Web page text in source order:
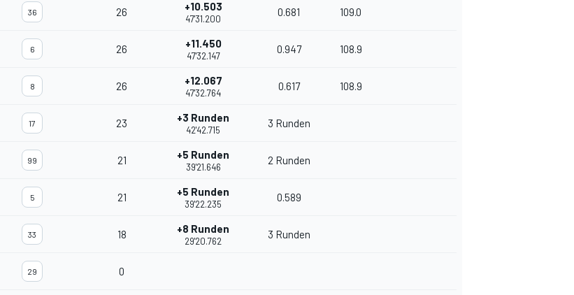
36 26 +10.503
47'31.200
0.681 109.0
6 26 +11.450
47'32.147
0.947 108.9
8 26 +12.067
47'32.764
0.617 108.9
17 23 +3 Runden
42'42.715
3 Runden
99 21 +5 Runden
39'21.646
2 Runden
5 21 +5 Runden
39'22.235
0.589
33 18 +8 Runden
29'20.762
3 Runden
29 0